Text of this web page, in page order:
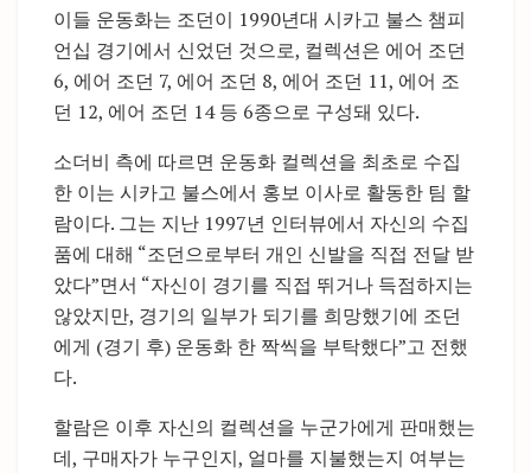
이들 운동화는 조던이 1990년대 시카고 불스 챔피
언십 경기에서 신었던 것으로, 컬렉션은 에어 조던
6, 에어 조던 7, 에어 조던 8, 에어 조던 11, 에어 조
던 12, 에어 조던 14 등 6종으로 구성돼 있다.
소더비 측에 따르면 운동화 컬렉션을 최초로 수집
한 이는 시카고 불스에서 홍보 이사로 활동한 팀 할
람이다. 그는 지난 1997년 인터뷰에서 자신의 수집
품에 대해 “조던으로부터 개인 신발을 직접 전달 받
았다”면서 “자신이 경기를 직접 뛰거나 득점하지는
않았지만, 경기의 일부가 되기를 희망했기에 조던
에게 (경기 후) 운동화 한 짝씩을 부탁했다”고 전했
다.
할람은 이후 자신의 컬렉션을 누군가에게 판매했는
데, 구매자가 누구인지, 얼마를 지불했는지 여부는